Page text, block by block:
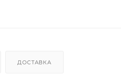
ДОСТАВКА